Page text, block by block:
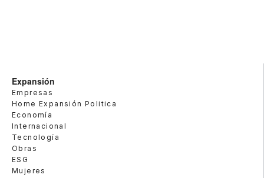
Expansión
Empresas
Home Expansión Politica
Economía
Internacional
Tecnología
Obras
ESG
Mujeres